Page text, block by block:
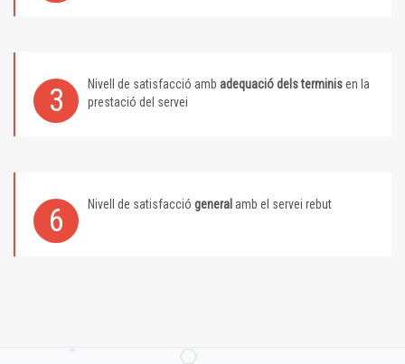
3 Nivell de satisfacció amb adequació dels terminisen la
prestació del servei
6 Nivell de satisfacció general amb el servei rebut